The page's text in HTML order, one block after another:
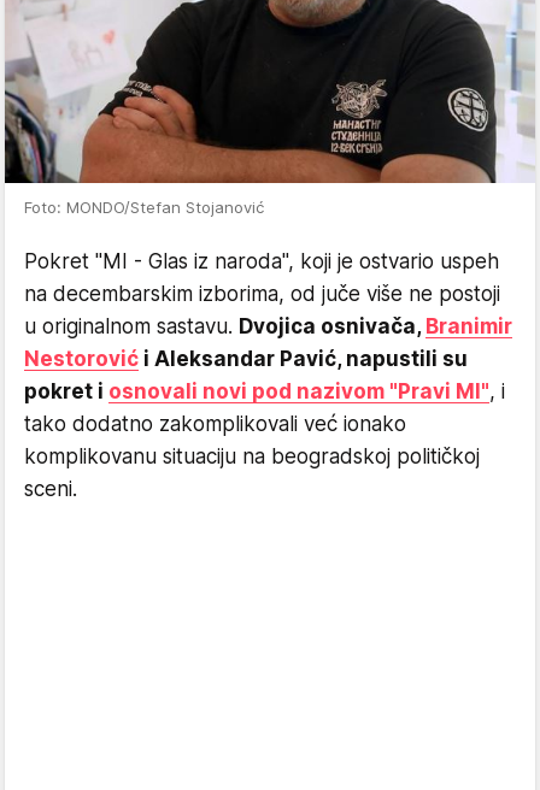
Foto: MONDO/Stefan Stojanović
Pokret "MI - Glas iz naroda", koji je ostvario uspeh
na decembarskim izborima, od juče više ne postoji
u originalnom sastavu. Dvojica osnivača, Branimir
Nestorović i Aleksandar Pavić, napustili su
pokret i osnovali novi pod nazivom "Pravi MI", i
tako dodatno zakomplikovali već ionako
komplikovanu situaciju na beogradskoj političkoj
sceni.